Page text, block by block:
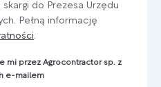
do Prezesa Urzędu
Pełną informację
.
mi przez Agrocontractor sp. z
e-mailem